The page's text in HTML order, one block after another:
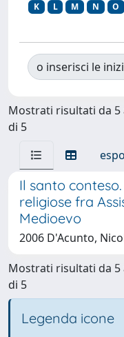
K
L M N O
o inserisci le
Mostrati risultati da 5
di 5
Il santo
religiose fra
Medioevo
2006 D'Acunto,
Mostrati risultati da 5
di 5
Legenda icone